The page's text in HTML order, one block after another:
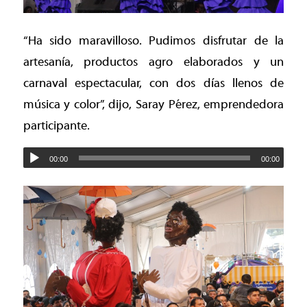
“Ha sido maravilloso. Pudimos disfrutar de la
artesanía, productos agro elaborados y un
carnaval espectacular, con dos días llenos de
música y color”, dijo, Saray Pérez, emprendedora
participante.
00:00 00:00